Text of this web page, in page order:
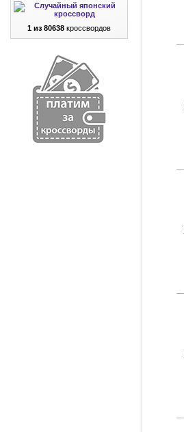
1 из 80638 кроссвордов